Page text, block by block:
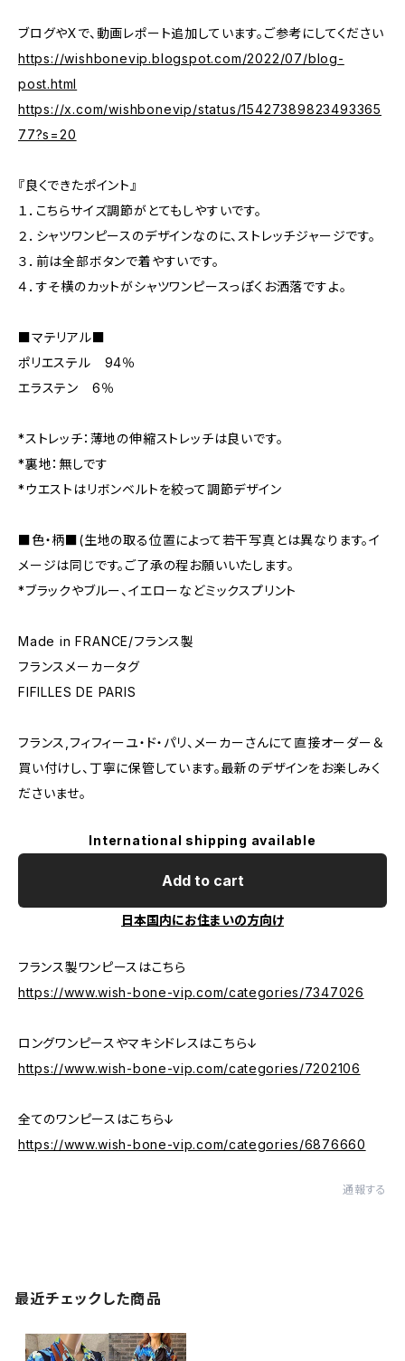
ブログやXで、動画レポート追加しています。ご参考にしてください
https://wishbonevip.blogspot.com/2022/07/blog-
post.html
https://x.com/wishbonevip/status/15427389823493365
77?s=20
『良くできたポイント』
１．こちらサイズ調節がとてもしやすいです。
２．シャツワンピースのデザインなのに、ストレッチジャージです。
３．前は全部ボタンで着やすいです。
４．すそ横のカットがシャツワンピースっぽくお洒落ですよ。
■マテリアル■
ポリエステル 94％
エラステン 6％
*ストレッチ：薄地の伸縮ストレッチは良いです。
*裏地：無しです
*ウエストはリボンベルトを絞って調節デザイン
■色・柄■(生地の取る位置によって若干写真とは異なります。イ
メージは同じです。ご了承の程お願いいたします。
*ブラックやブルー、イエローなどミックスプリント
Made in FRANCE/フランス製
フランスメーカータグ
FIFILLES DE PARIS
フランス,フィフィーユ・ド・パリ、メーカーさんにて直接オーダー＆
買い付けし、丁寧に保管しています。最新のデザインをお楽しみく
ださいませ。
International shipping available
Add to cart
日本国内にお住まいの方向け
フランス製ワンピースはこちら
https://www.wish-bone-vip.com/categories/7347026
ロングワンピースやマキシドレスはこちら↓
https://www.wish-bone-vip.com/categories/7202106
全てのワンピースはこちら↓
https://www.wish-bone-vip.com/categories/6876660
通報する
最近チェックした商品